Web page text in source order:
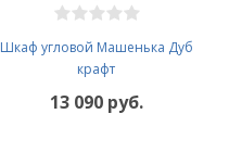
Шкаф угловой Машенька Дуб
крафт
13 090 руб.